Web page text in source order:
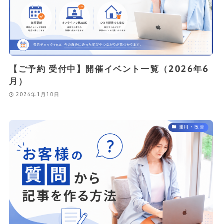
【ご予約 受付中】開催イベント一覧（2026年6
月）
2026年1月10日
運用・改善